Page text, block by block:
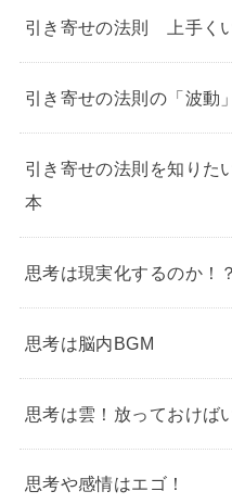
引き寄せの法則 上手く
引き寄せの法則の「波動
引き寄せの法則を知りた
本
思考は現実化するのか！？
思考は脳内BGM
思考は雲！放っておけば
思考や感情はエゴ！